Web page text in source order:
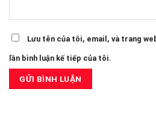
Lưu tên của tôi, email, và trang
lần bình luận kế tiếp của tôi.